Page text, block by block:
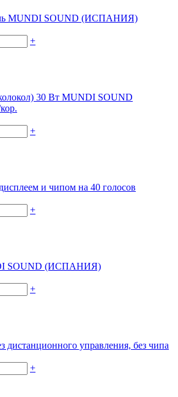
MUNDI SOUND (ИСПАНИЯ)
+
30 Вт MUNDI SOUND
+
и чипом на 40 голосов
+
SOUND (ИСПАНИЯ)
+
дистанционного управления, без чипа
+